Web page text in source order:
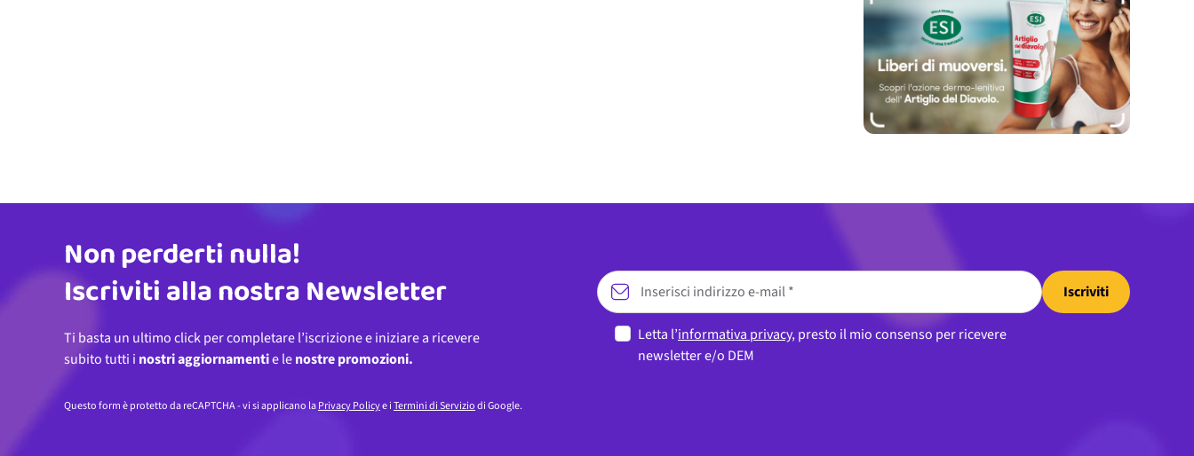
Indirizzo email
Non perderti nulla!
Iscriviti alla nostra Newsletter
Ti basta un ultimo click per completare l’iscrizione e iniziare a ricevere
subito tutti i nostri aggiornamentie lenostre promozioni.
Iscriviti
Letta l’informativa privacy, presto il mio consenso per ricevere
newsletter e/o DEM
Questo form è protetto da reCAPTCHA - vi si applicano laPrivacy Policye iTermini di Serviziodi Google.